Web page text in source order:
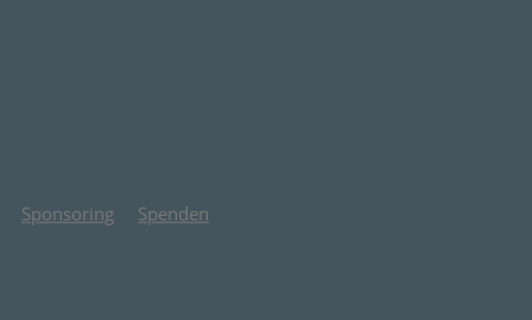
Sponsoring Spenden